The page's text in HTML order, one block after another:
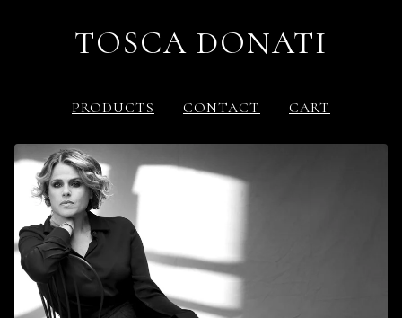
TOSCA DONATI
PRODUCTS CONTACT CART